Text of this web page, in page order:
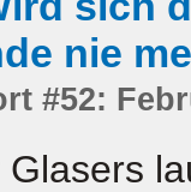
nie
#52:
Glasers